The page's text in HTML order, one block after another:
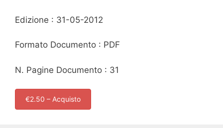
Edizione : 31-05-2012
Formato Documento : PDF
N. Pagine Documento : 31
€2.50 – Acquisto